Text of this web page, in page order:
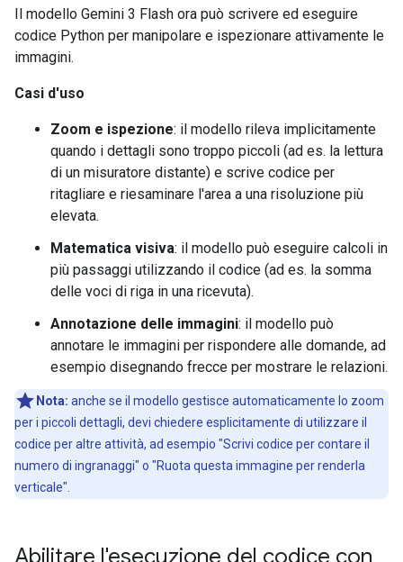
Il modello Gemini 3 Flash ora può scrivere ed eseguire
codice Python per manipolare e ispezionare attivamente le
immagini.
Casi d'uso
Zoom e ispezione: il modello rileva implicitamente
quando i dettagli sono troppo piccoli (ad es. la lettura
di un misuratore distante) e scrive codice per
ritagliare e riesaminare l'area a una risoluzione più
elevata.
Matematica visiva: il modello può eseguire calcoli in
più passaggi utilizzando il codice (ad es. la somma
delle voci di riga in una ricevuta).
Annotazione delle immagini: il modello può
annotare le immagini per rispondere alle domande, ad
esempio disegnando frecce per mostrare le relazioni.
Nota: anche se il modello gestisce automaticamente lo zoom
per i piccoli dettagli, devi chiedere esplicitamente di utilizzare il
codice per altre attività, ad esempio "Scrivi codice per contare il
numero di ingranaggi" o "Ruota questa immagine per renderla
verticale".
Abilitare l'esecuzione del codice con